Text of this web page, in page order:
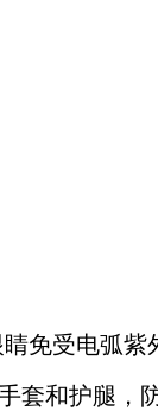
受电弧紫
套和护腿，